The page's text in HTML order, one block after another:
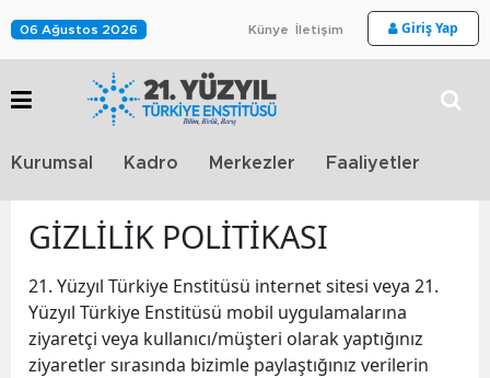
06 Ağustos 2026 Künye İletişim Giriş Yap
Kurumsal Kadro Merkezler Faaliyetler
GİZLİLİK POLİTİKASI
21. Yüzyıl Türkiye Enstitüsü internet sitesi veya 21.
Yüzyıl Türkiye Enstitüsü mobil uygulamalarına
ziyaretçi veya kullanıcı/müşteri olarak yaptığınız
ziyaretler sırasında bizimle paylaştığınız verilerin